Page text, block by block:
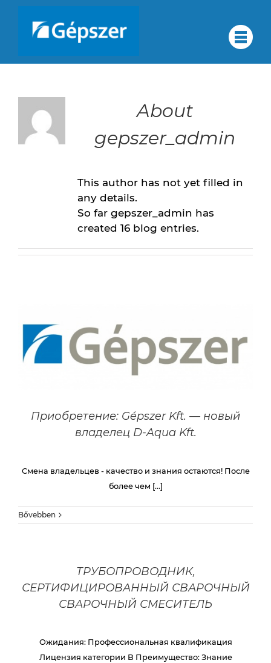
content
#
Группа компаний
Услуги
Контакты
Карьера
HU
EN
О
Обеспечение
Услуги
About
gepszer_admin
This author has not yet filled in
any details.
So far gepszer_admin has
created 16 blog entries.
Приобретение: Gépszer Kft. — новый
владелец D-Aqua Kft.
Смена владельцев - качество и знания остаются! После
более чем [...]
Bővebben
ТРУБОПРОВОДНИК,
СЕРТИФИЦИРОВАННЫЙ СВАРОЧНЫЙ
СВАРОЧНЫЙ СМЕСИТЕЛЬ
Ожидания: Профессиональная квалификация
Лицензия категории B Преимущество: Знание